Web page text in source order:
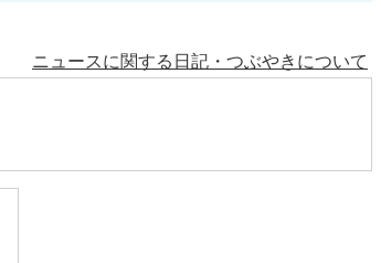
ニュースに関する日記・つぶやきについて